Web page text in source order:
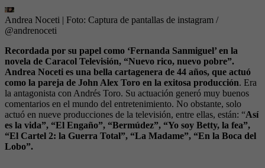
Andrea Noceti | Foto: Captura de pantallas de instagram /
@andrenoceti
Recordada por su papel como ‘Fernanda Sanmiguel’ en la
novela de Caracol Televisión, “Nuevo rico, nuevo pobre”.
Andrea Noceti es una bella cartagenera de 44 años, que actuó
como la pareja de John Alex Toro en la exitosa producción. Era
la antagonista con Andrés Toro. Su actuación generó muy buenos
comentarios en el mundo del entretenimiento. No obstante, solo
actuó en nueve producciones de la televisión, entre ellas, están: “Así
es la vida”, “El Engaño”, “Bermúdez”, “Yo soy Betty, la fea”,
“El Cartel 2: la Guerra Total”, “La Madame”, “En la Boca del
Lobo”.